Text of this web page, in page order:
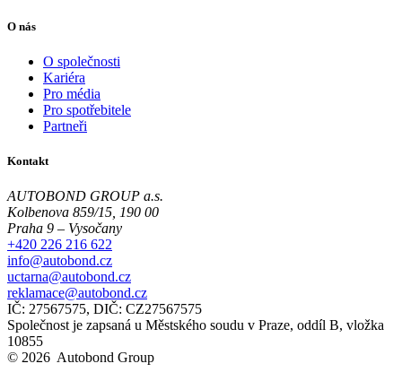
O nás
O společnosti
Kariéra
Pro média
Pro spotřebitele
Partneři
Kontakt
AUTOBOND GROUP a.s.
Kolbenova 859/15, 190 00
Praha 9 – Vysočany
+420 226 216 622
info@autobond.cz
uctarna@autobond.cz
reklamace@autobond.cz
IČ: 27567575, DIČ: CZ27567575
Společnost je zapsaná u Městského soudu v Praze, oddíl B, vložka
10855
© 2026 Autobond Group